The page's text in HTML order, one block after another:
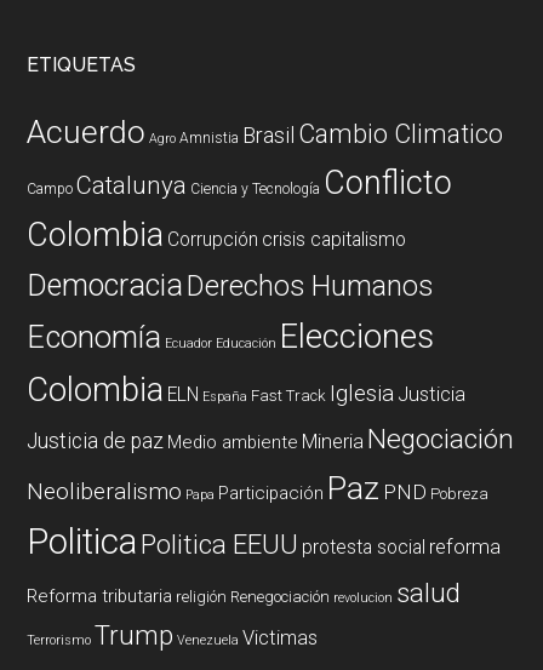
ETIQUETAS
Acuerdo Agro Amnistia Brasil Cambio Climatico
Campo Catalunya Ciencia y Tecnología Conflicto
Colombia Corrupción crisis capitalismo
DemocraciaDerechos Humanos
Economía Ecuador Educación Elecciones
Colombia ELN España Fast Track Iglesia Justicia
Justicia de paz Medio ambiente Mineria Negociación
Neoliberalismo Papa Participación Paz PND Pobreza
PoliticaPolitica EEUU protesta social reforma
Reforma tributaria religión Renegociación revolucion salud
Terrorismo Trump Venezuela Victimas